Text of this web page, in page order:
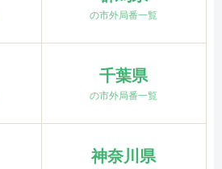
の市外局番一覧
千葉県
の市外局番一覧
神奈川県